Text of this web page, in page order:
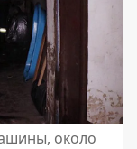
около